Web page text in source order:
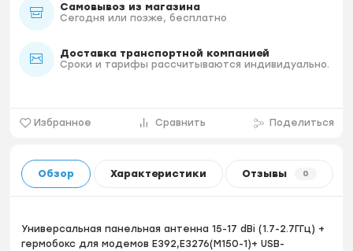
Самовывоз из магазина
Сегодня или позже, бесплатно
Доставка транспортной компанией
Сроки и тарифы рассчитываются индивидуально.
Избранное Сравнить Поделиться
Обзор Характеристики Отзывы 0
Универсальная панельная антенна 15-17 dBi (1.7-2.7ГГц) +
гермобокс для модемов Е392,E3276(М150-1)+ USB-